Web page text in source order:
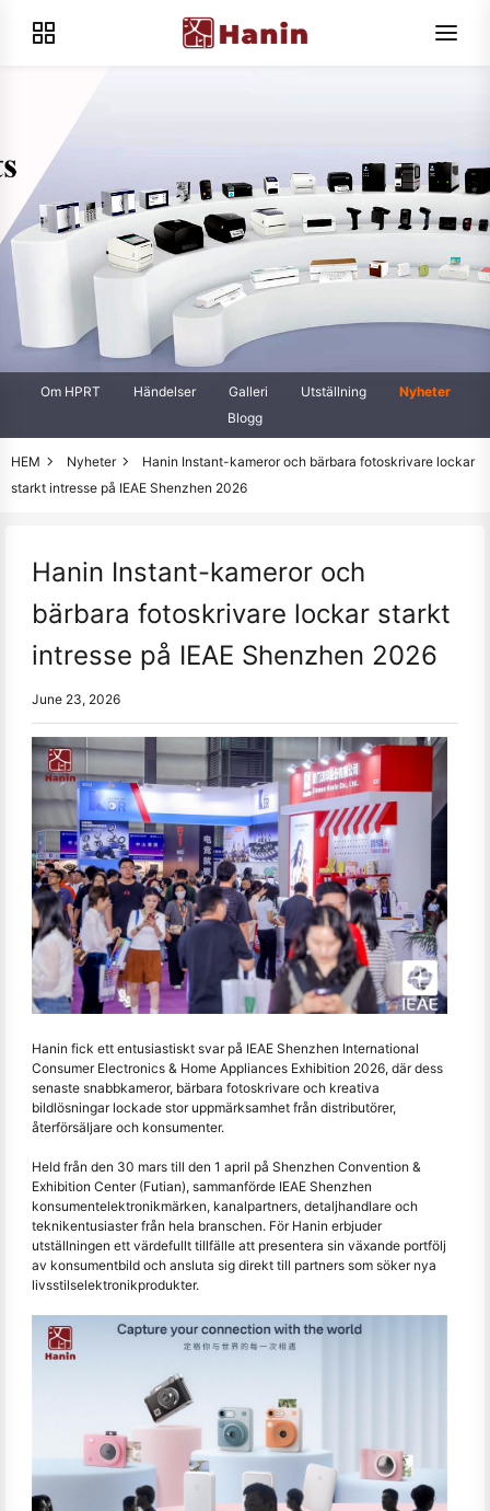
Om HPRT Händelser Galleri Utställning
Nyheter
Blogg
HEM Nyheter
Hanin Instant-kameror och bärbara fotoskrivare lockar
starkt intresse på IEAE Shenzhen 2026
Hanin Instant-kameror och
bärbara fotoskrivare lockar starkt
intresse på IEAE Shenzhen 2026
June 23, 2026
Hanin fick ett entusiastiskt svar på IEAE Shenzhen International
Consumer Electronics & Home Appliances Exhibition 2026, där dess
senaste snabbkameror, bärbara fotoskrivare och kreativa
bildlösningar lockade stor uppmärksamhet från distributörer,
återförsäljare och konsumenter.
Held från den 30 mars till den 1 april på Shenzhen Convention &
Exhibition Center (Futian), sammanförde IEAE Shenzhen
konsumentelektronikmärken, kanalpartners, detaljhandlare och
teknikentusiaster från hela branschen. För Hanin erbjuder
utställningen ett värdefullt tillfälle att presentera sin växande portfölj
av konsumentbild och ansluta sig direkt till partners som söker nya
livsstilselektronikprodukter.